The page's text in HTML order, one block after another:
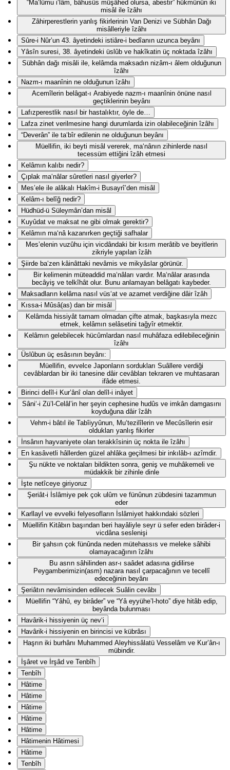
“Ma‘lûmu i‘lâm, bâhusûs müşâhed olursa, abestir” hükmünün iki
misâl ile îzâhı
Zâhirperestlerin yanlış fikirlerinin Van Denizi ve Sübhân Dağı
misâlleriyle îzâhı
Sûre-i Nûr’un 43. âyetindeki istiâre-i bedîanın uzunca beyânı
Yâsîn suresi, 38. âyetindeki üslûb ve hakîkatin üç noktada îzâhı
Sübhân dağı misâli ile, kelâmda maksadın nizâm-ı âlem olduğunun
îzâhı
Nazm-ı maanînin ne olduğunun îzâhı
Acemîlerin belâgat-ı Arabiyede nazm-ı maanînin önüne nasıl
geçtiklerinin beyânı
Lafızperestlik nasıl bir hastalıktır, öyle de…
Lafza zinet verilmesine hangi durumlarda izin olabileceğinin îzâhı
“Deverân” ile ta‘bîr edilenin ne olduğunun beyânı
Müellifin, iki beyti misâl vererek, ma‘nânın zihinlerde nasıl
tecessüm ettiğini îzâh etmesi
Kelâmın kalıbı nedir?
Çıplak ma‘nâlar sûretleri nasıl giyerler?
Mes’ele ile alâkalı Hakîm-i Busayrî’den misâl
Kelâm-ı belîğ nedir?
Hüdhüd-ü Süleymân’dan misâl
Kuyûdat ve maksat ne gibi olmak gerektir?
Kelâmın ma‘nâ kazanırken geçtiği safhalar
Mes’elenin vuzûhu için vicdândaki bir kısım merâtib ve beyitlerin
zikriyle yapılan îzâh
Şiirde ba‘zen kâinâttaki nevâmis ve mikyâslar görünür.
Bir kelimenin müteaddid ma‘nâları vardır. Ma‘nâlar arasında
becâyiş ve telkîhât olur. Bunu anlamayan belâgatı kaybeder.
Maksadların kelâma nasıl vüs‘at ve azamet verdiğine dâir îzâh
Kıssa-i Mûsâ(as) dan bir misâl
Kelâmda hissiyât tamam olmadan çifte atmak, başkasıyla mezc
etmek, kelâmın selâsetini tağyîr etmektir.
Kelâmın gelebilecek hücûmlardan nasıl muhâfaza edilebileceğinin
îzâhı
Üslûbun üç esâsının beyânı:
Müellifin, evvelce Japonların sordukları Suâllere verdiği
cevâblardan bir iki tanesine dâir cevâbları tekraren ve muhtasaran
ifâde etmesi.
Birinci delîl-i Kur’ânî olan delîl-i inâyet
Sâni‘-i Zü’l-Celâl’in her şeyin cephesine hudûs ve imkân damgasını
koyduğuna dâir îzâh
Vehm-i bâtıl ile Tabîiyyûnun, Mu‘tezilîlerin ve Mecûsîlerin esir
oldukları yanlış fikirler
İnsânın hayvaniyete olan terakkîsinin üç nokta ile îzâhı
En kasâvetli hâllerden güzel ahlâka geçilmesi bir inkılâb-ı azîmdir.
Şu nükte ve noktaları bildikten sonra, geniş ve muhâkemeli ve
müdakkik bir zihinle dinle
İşte netîceye giriyoruz
Şeriât-i İslâmiye pek çok ulûm ve fünûnun zübdesini tazammun
eder
Karllayl ve evvelki felyesofların İslâmiyet hakkındaki sözleri
Müellifin Kitâbın başından beri hayâliyle seyr ü sefer eden birâder-i
vicdâna seslenişi
Bir şahsın çok fünûnda neden mütehassıs ve meleke sâhibi
olamayacağının îzâhı
Bu asrın sâhilinden asr-ı saâdet adasına gidilirse
Peygamberimizin(asm) nazara nasıl çarpacağının ve tecellî
edeceğinin beyânı
Şeriâtın nevâmisinden edilecek Suâlin cevâbı
Müellifin “Yâhû, ey birâder” ve “Yâ eyyühe’l-hoto” diye hitâb edip,
beyânda bulunması
Havârik-i hissiyenin üç nev‘i
Havârik-i hissiyenin en birincisi ve kübrâsı
Haşrın iki burhânı Muhammed Aleyhissâlatü Vesselâm ve Kur’ân-ı
mübindir.
İşâret ve İrşâd ve Tenbîh
Tenbîh
Hâtime
Hâtime
Hâtime
Hâtime
Hâtime
Hâtimenin Hâtimesi
Hâtime
Tenbîh